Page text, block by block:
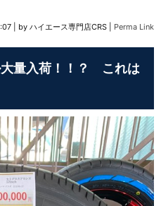
by ハイエース専門店CRS Perma Link
大量入荷！！？ これは